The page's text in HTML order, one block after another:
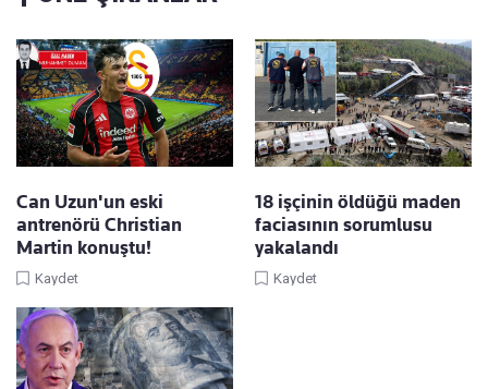
Can Uzun'un eski
antrenörü Christian
Martin konuştu!
Kaydet
18 işçinin öldüğü maden
faciasının sorumlusu
yakalandı
Kaydet